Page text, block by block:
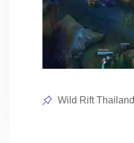
Posted
Wild Rift Thailand